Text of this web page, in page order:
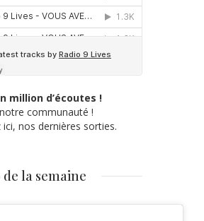
million d’écoutes !
communauté !
ici, nos dernières sorties.
de la semaine